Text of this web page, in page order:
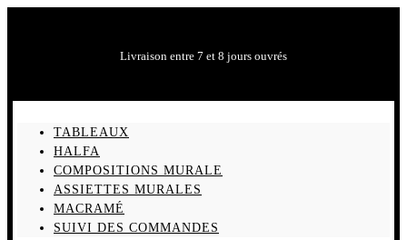
Livraison entre 7 et 8 jours ouvrés
TABLEAUX
HALFA
COMPOSITIONS MURALE
ASSIETTES MURALES
MACRAMÉ
SUIVI DES COMMANDES